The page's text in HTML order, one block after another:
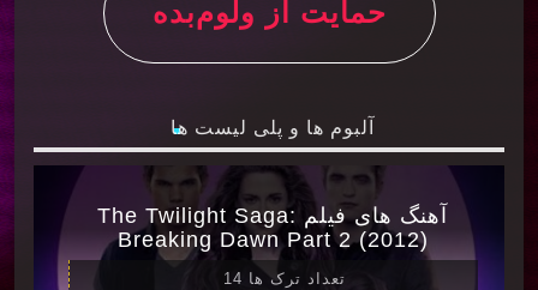
حمایت از ولوم‌بده
آلبوم ها و پلی لیست ها
آهنگ های فیلم The Twilight Saga:
Breaking Dawn Part 2 (2012)
تعداد ترک ها 14